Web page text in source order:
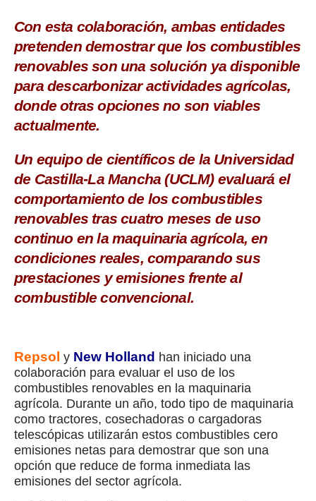
Con esta colaboración, ambas entidades
pretenden demostrar que los combustibles
renovables son una solución ya disponible
para descarbonizar actividades agrícolas,
donde otras opciones no son viables
actualmente.
Un equipo de científicos de la Universidad
de Castilla-La Mancha (UCLM) evaluará el
comportamiento de los combustibles
renovables tras cuatro meses de uso
continuo en la maquinaria agrícola, en
condiciones reales, comparando sus
prestaciones y emisiones frente al
combustible convencional.
Repsol y New Holland han iniciado una
colaboración para evaluar el uso de los
combustibles renovables en la maquinaria
agrícola. Durante un año, todo tipo de maquinaria
como tractores, cosechadoras o cargadoras
telescópicas utilizarán estos combustibles cero
emisiones netas para demostrar que son una
opción que reduce de forma inmediata las
emisiones del sector agrícola.